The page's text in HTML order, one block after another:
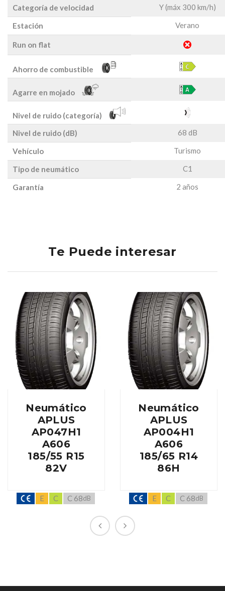
Categoría de velocidad Y (máx 300 km/h)
Estación Verano
Run on flat
Ahorro de combustible
Agarre en mojado
Nivel de ruido (categoría)
Nivel de ruido (dB)
68 dB
Vehículo Turismo
Tipo de neumático C1
Garantía 2 años
Te Puede interesar
Neumático
APLUS
AP047H1
A606
185/55 R15
82V
E C C 68dB
Neumático
APLUS
AP004H1
A606
185/65 R14
86H
E C C 68dB